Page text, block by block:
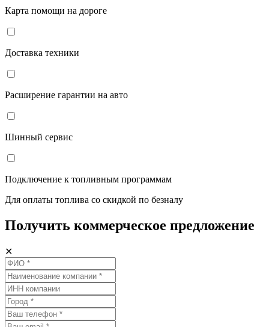
Карта помощи на дороге
Доставка техники
Расширение гарантии на авто
Шинный сервис
Подключение к топливным программам
Для оплаты топлива со скидкой по безналу
Получить коммерческое предложение
✕